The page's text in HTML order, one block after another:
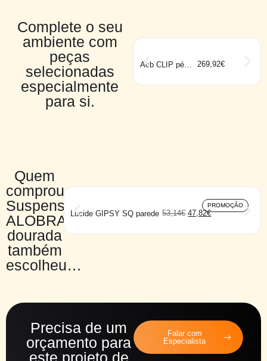
Complete o seu
ambiente com
peças
selecionadas
especialmente
para si.
Acb CLIP pé
269,92€
Quem
comprou
Suspensão
ALOBRASE
dourada
também
escolheu…
PROMOÇÃO
Lucide GIPSY SQ parede 53,14€ 47,82€
Precisa de um
orçamento para
este projeto de
Falar com
Especialista